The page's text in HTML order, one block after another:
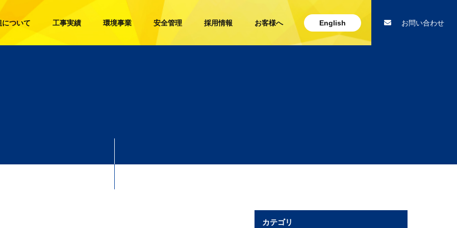
ついて 工事実績 環境事業 安全管理 採用情報 お客様へ English お問い合わせ
カテゴリ